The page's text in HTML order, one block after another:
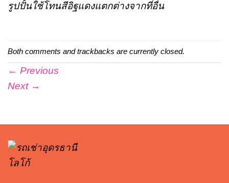
รูปปั้นใช้โทนสีอิฐแดงแตกต่างจากที่อื่น
Both comments and trackbacks are currently closed.
← Previous
Next →